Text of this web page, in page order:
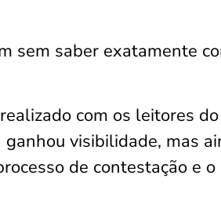
sem saber exatamente
com os leitores
visibilidade, mas
de contestação e